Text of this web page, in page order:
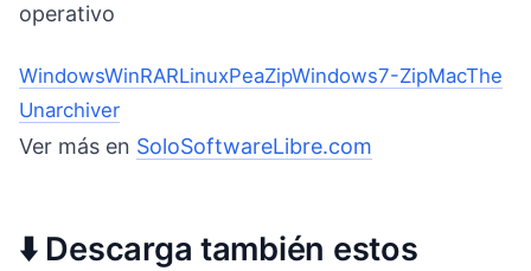
operativo
WindowsWinRARLinuxPeaZipWindows7-ZipMacThe
Unarchiver
Ver más en SoloSoftwareLibre.com
⬇️ Descarga también estos